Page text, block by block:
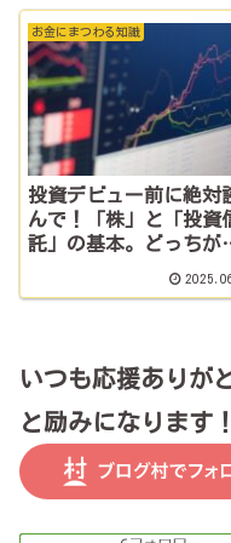
お金にまつわる知識
投資デビュー前に絶対
んで！「株」と「投資
託」の基本。どっちが
いつも応援ありが
と励みになります！